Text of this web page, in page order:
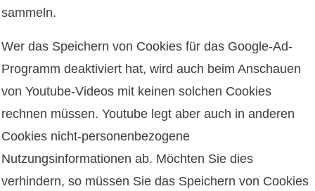
sammeln.
Wer das Speichern von Cookies für das Google-Ad-
Programm deaktiviert hat, wird auch beim Anschauen
von Youtube-Videos mit keinen solchen Cookies
rechnen müssen. Youtube legt aber auch in anderen
Cookies nicht-personenbezogene
Nutzungsinformationen ab. Möchten Sie dies
verhindern, so müssen Sie das Speichern von Cookies